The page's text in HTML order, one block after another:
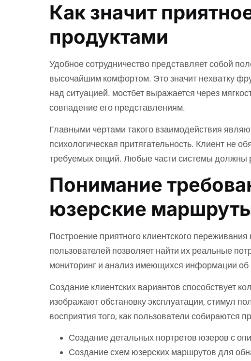
Как значит
продуктами
Удобное сотрудничество представляет собой
высочайшим комфортом. Это значит нехватку
над ситуацией. мостбет выражается через
совпадение его представлениям.
Главными чертами такого взаимодействия
психологическая притягательность. Клиент не
требуемых опций. Любые части системы должны
Понимание
юзерские
Построение приятного клиентского
пользователей позволяет найти их реальные
мониторинг и анализ имеющихся информации
Создание клиентских вариантов способствует
изображают обстановку эксплуатации, стимул
восприятия того, как пользователи собираются
Создание детальных портретов юзеров с
Создание схем юзерских маршрутов для